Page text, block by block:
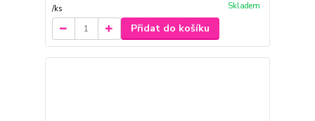
/ks Skladem
Přidat do košíku